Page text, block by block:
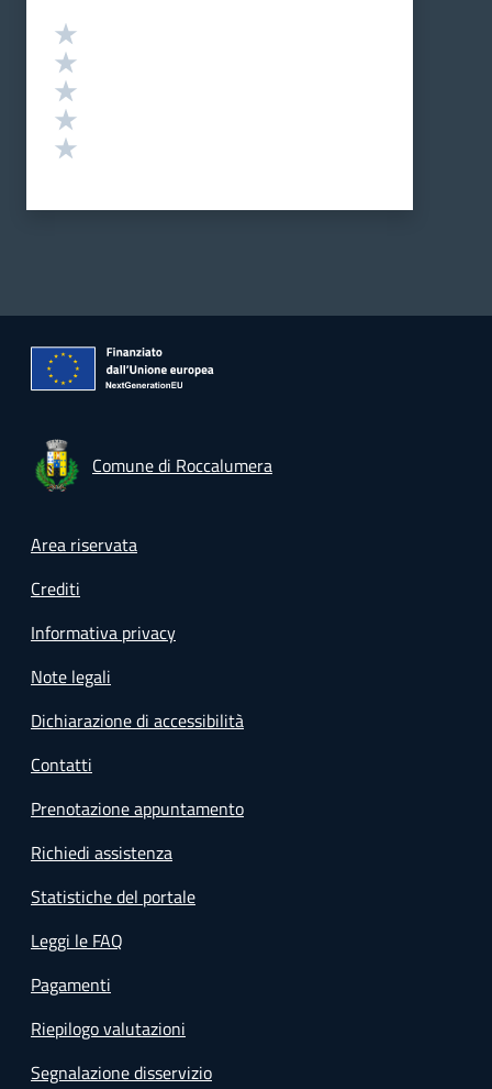
Valutazione
Comune di Roccalumera
Footer menu
Area riservata
Crediti
Informativa privacy
Note legali
Dichiarazione di accessibilità
Contatti
Prenotazione appuntamento
Richiedi assistenza
Statistiche del portale
Leggi le FAQ
Pagamenti
Riepilogo valutazioni
Segnalazione disservizio